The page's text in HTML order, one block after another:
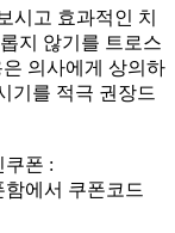
고 효과적인 치
지 않기를 트로스
의사에게 상의하
기를 적극 권장드
폰 :
에서 쿠폰코드